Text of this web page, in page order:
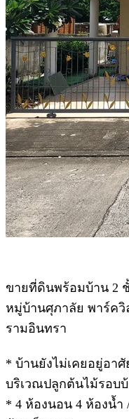
ขายที่ดินพร้อมบ้าน 2
หมู่บ้านศุภาลัย พาร์ค
รามอินทรา
* บ้านยังไม่เคยอยู่อา
บริเวณปลูกต้นไม้รอบ
* 4 ห้องนอน 4 ห้องน้ำ